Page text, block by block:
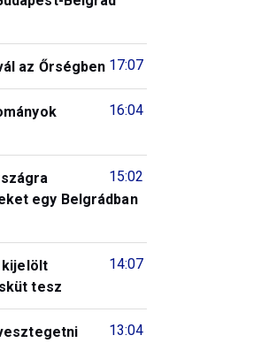
17:07
az Őrségben
16:04
15:02
egy Belgrádban
14:07
kijelölt
tesz
13:04